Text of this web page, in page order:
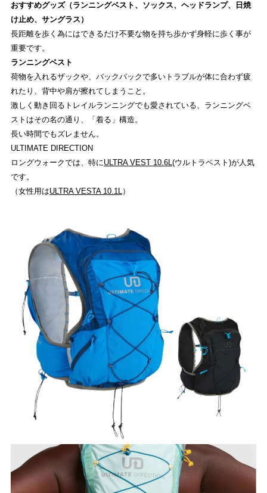
おすすめグッズ（ランニングベスト、ソックス、ヘッドランプ、日焼
け止め、サングラス）
長距離を歩く為にはできるだけ不要な物を持ち歩かず身軽に歩く事が
重要です。
ランニングベスト
荷物を入れるザックや、バックパックで多いトラブルが体に合わず疲
れたり、背中や肩が擦れてしまうこと。
激しく動き回るトレイルランニングでも愛されている、ランニングベ
ストはその名の通り、「着る」構造。
長い時間でもズレません。
ULTIMATE DIRECTION
ロングウォークでは、特にULTRA VEST 10.6L(ウルトラベスト)が人気
です。
（女性用はULTRA VESTA 10.1L）